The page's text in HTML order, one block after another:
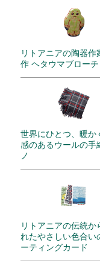
リトアニアの陶器作
作 ヘタウマブローチ
世界にひとつ、暖か
感のあるウールの手
ノ
リトアニアの伝統か
れたやさしい色合い
ーティングカード